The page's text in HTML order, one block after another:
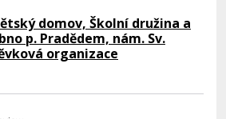
domov, Školní družina a
p. Pradědem, nám. Sv.
organizace